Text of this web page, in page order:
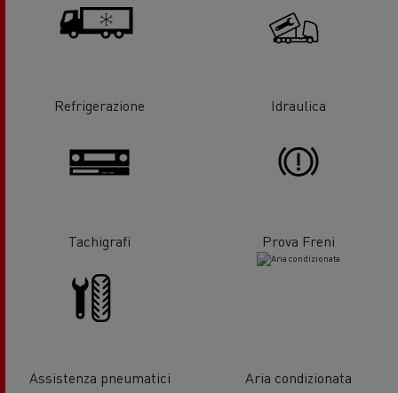
Refrigerazione Idraulica
Tachigrafi Prova Freni
Assistenza pneumatici Aria condizionata